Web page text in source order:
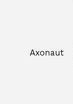
Axonaut